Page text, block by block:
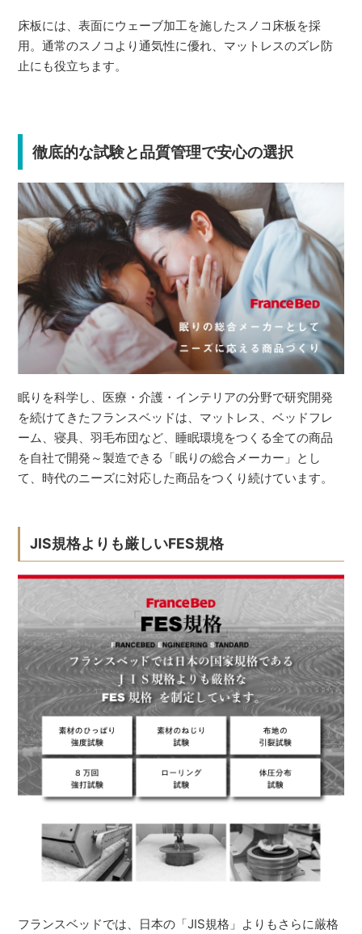
床板には、表面にウェーブ加工を施したスノコ床板を採
用。通常のスノコより通気性に優れ、マットレスのズレ防
止にも役立ちます。
徹底的な試験と品質管理で安心の選択
眠りを科学し、医療・介護・インテリアの分野で研究開発
を続けてきたフランスベッドは、マットレス、ベッドフレ
ーム、寝具、羽毛布団など、睡眠環境をつくる全ての商品
を自社で開発～製造できる「眠りの総合メーカー」とし
て、時代のニーズに対応した商品をつくり続けています。
JIS規格よりも厳しいFES規格
フランスベッドでは、日本の「JIS規格」よりもさらに厳格